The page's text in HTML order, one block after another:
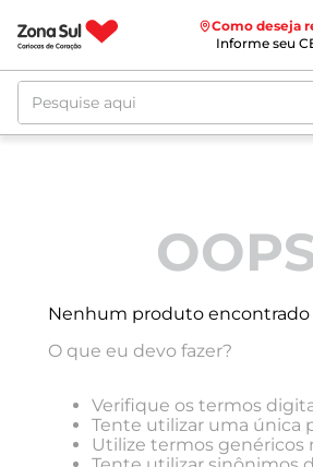
Como deseja
Informe seu
Pesquise aqui
Nenhum produto encontrado
O que eu devo fazer?
Verifique os termos
Tente utilizar uma única
Utilize termos genéricos